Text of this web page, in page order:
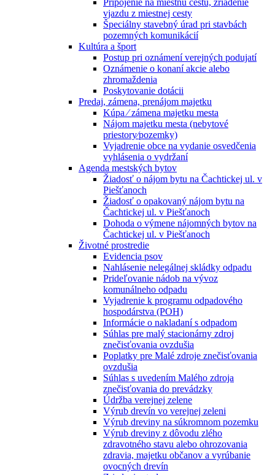
Pripojenie na miestnu cestu, zriadenie
vjazdu z miestnej cesty
Špeciálny stavebný úrad pri stavbách
pozemných komunikácií
Kultúra a šport
Postup pri oznámení verejných podujatí
Oznámenie o konaní akcie alebo
zhromaždenia
Poskytovanie dotácii
Predaj, zámena, prenájom majetku
Kúpa ⁄ zámena majetku mesta
Nájom majetku mesta (nebytové
priestory⁄pozemky)
Vyjadrenie obce na vydanie osvedčenia
vyhlásenia o vydržaní
Agenda mestských bytov
Žiadosť o nájom bytu na Čachtickej ul. v
Piešťanoch
Žiadosť o opakovaný nájom bytu na
Čachtickej ul. v Piešťanoch
Dohoda o výmene nájomných bytov na
Čachtickej ul. v Piešťanoch
Životné prostredie
Evidencia psov
Nahlásenie nelegálnej skládky odpadu
Prideľovanie nádob na vývoz
komunálneho odpadu
Vyjadrenie k programu odpadového
hospodárstva (POH)
Informácie o nakladaní s odpadom
Súhlas pre malý stacionárny zdroj
znečisťovania ovzdušia
Poplatky pre Malé zdroje znečisťovania
ovzdušia
Súhlas s uvedením Malého zdroja
znečisťovania do prevádzky
Údržba verejnej zelene
Výrub drevín vo verejnej zeleni
Výrub dreviny na súkromnom pozemku
Výrub dreviny z dôvodu zlého
zdravotného stavu alebo ohrozovania
zdravia, majetku občanov a vyrúbanie
ovocných drevín